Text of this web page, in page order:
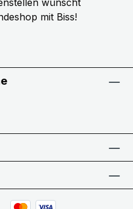
wünscht
mit Biss!